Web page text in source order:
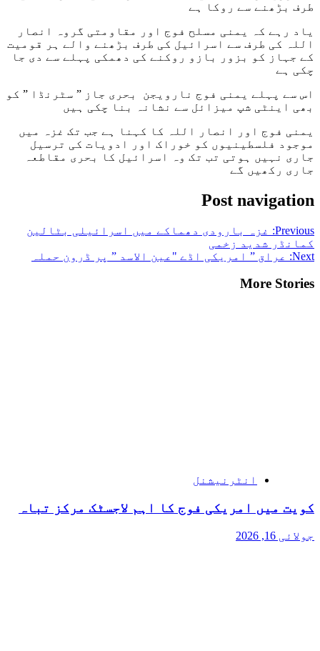
طرف بڑھنے سے روکا ہے
یاد رہے کہ یمنی مسلح فوج اور مقاومتی گروہ انصار
اللہ کی طرف سے اسرائیل کی طرف بڑھنے والے ہر قومیت
کے جہاز کو بزور بازو روکنے کی دھمکی پہلے سے دی جا
چکی ہے
اس سے پہلے یمنی فوج نارویجن بحری جاز ” سٹرنڈا ” کو
بھی اینٹی شپ میزائل سے نشانہ بنا چکی ہیں
یمنی فوج اور انصار اللہ کا کہنا ہے جب تک غزہ میں
موجود فلسطینیوں کو خوراک اور ادویات کی ترسیل
جاری نہیں ہوتی تب تک وہ اسرائیل کا بحری مقاطعہ
جاری رکھیں گے
Post navigation
Previous:
غزہ بارودی دھماکے میں اسرائیلی بٹالین
کمانڈر شدید زخمی
Next:
عراق ” امریکی اڈے "عین الاسد ” پر ڈرون حملہ
More Stories
انٹرنیشنل
کویت میں امریکی فوج کا اہم لاجسٹک مرکز تباہ
جولائی 16, 2026